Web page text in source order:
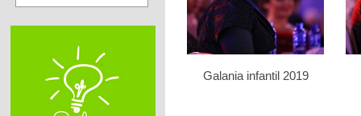
Galania infantil 2019